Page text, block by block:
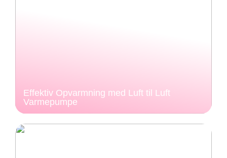
Effektiv Opvarmning med Luft til Luft
Varmepumpe